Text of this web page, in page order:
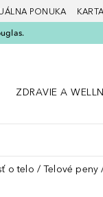
PONUKA
ZDRAVIE A
o telo Telové peny